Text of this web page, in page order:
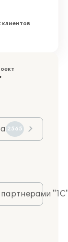
2565
партнерами